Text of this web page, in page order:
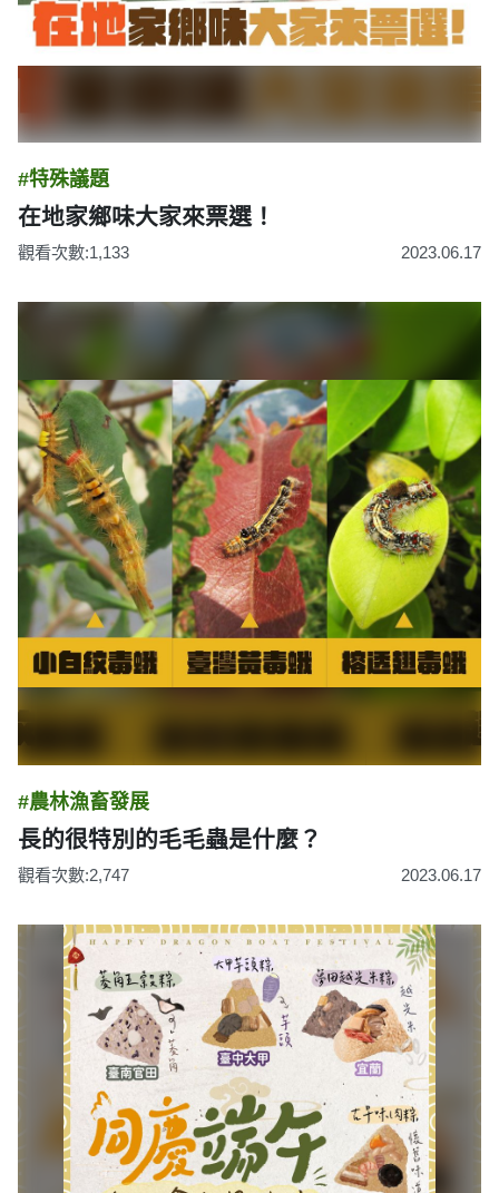
#特殊議題
在地家鄉味大家來票選！
觀看次數:1,133 2023.06.17
#農林漁畜發展
長的很特別的毛毛蟲是什麼？
觀看次數:2,747 2023.06.17